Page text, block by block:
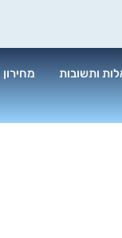
ותשובות מחירון